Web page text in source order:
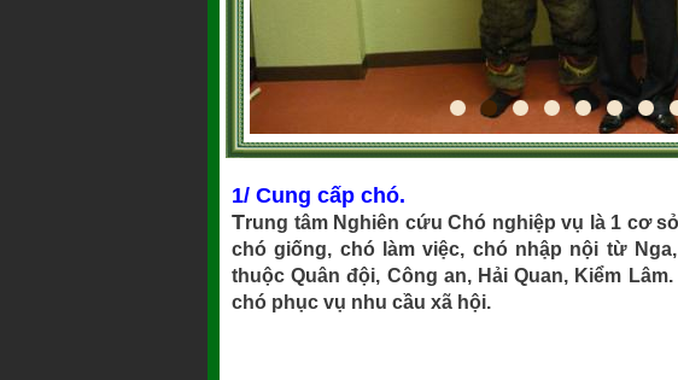
1/ Cung cấp chó.
Trung tâm Nghiên cứu Chó nghiệp vụ là 1 cơ
chó giống, chó làm việc, chó nhập nội từ
thuộc Quân đội, Công an, Hải Quan, Kiểm
chó phục vụ nhu cầu xã hội.